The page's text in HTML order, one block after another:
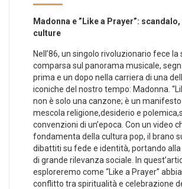
Madonna e ⁤”Like a Prayer”:
culture
Nell’86, un singolo rivoluzionario fece la
‌comparsa sul panorama musicale,
prima e un dopo ​nella ⁤carriera di ‍una
iconiche del⁣ nostro tempo: ⁤Madonna.
non è ‍solo una ​canzone; è un
mescola religione,desiderio e
convenzioni di un’epoca. Con un video
fondamenta della cultura pop, il brano⁣
dibattiti su ​fede e ‌identità, portando‍
di⁢ grande⁤ rilevanza⁢ sociale. In
esploreremo come “Like a Prayer”⁣
conflitto tra spiritualità e celebrazione‍